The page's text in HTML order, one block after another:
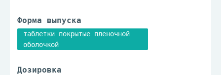
Форма выпуска
таблетки покрытые пленочной
оболочкой
Дозировка